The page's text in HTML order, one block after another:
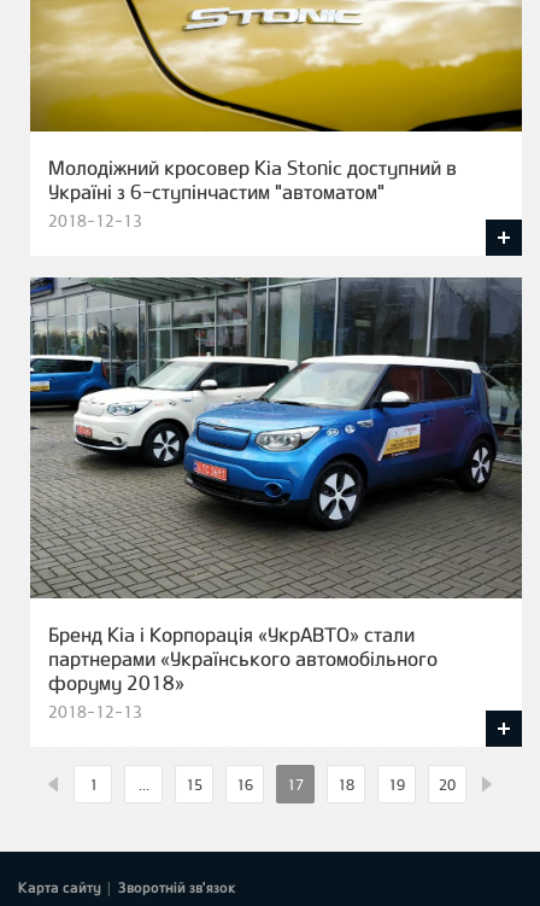
Молодіжний кросовер Kia Stonic доступний в
Україні з 6-ступінчастим "автоматом"
2018-12-13
Бренд Kia і Корпорація «УкрАВТО» стали
партнерами «Українського автомобільного
форуму 2018»
2018-12-13
1 15 16 17 18 19 20
Карта сайту Зворотній зв'язок